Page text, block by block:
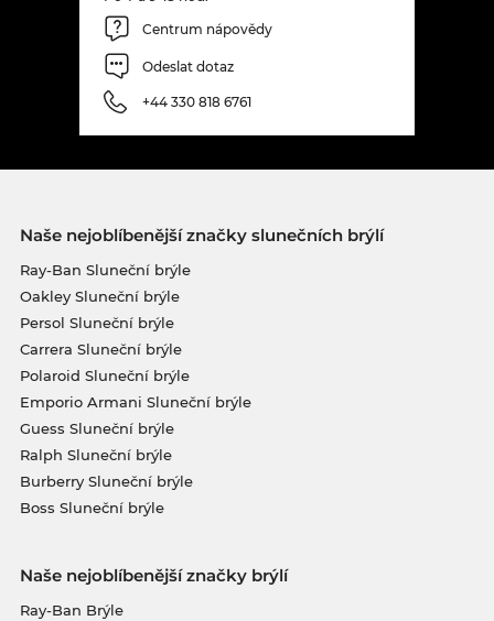
Centrum nápovědy
Odeslat dotaz
+44 330 818 6761
Naše nejoblíbenější značky slunečních brýlí
Ray-Ban Sluneční brýle
Oakley Sluneční brýle
Persol Sluneční brýle
Carrera Sluneční brýle
Polaroid Sluneční brýle
Emporio Armani Sluneční brýle
Guess Sluneční brýle
Ralph Sluneční brýle
Burberry Sluneční brýle
Boss Sluneční brýle
Naše nejoblíbenější značky brýlí
Ray-Ban Brýle